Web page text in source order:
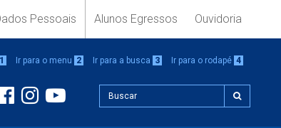
Pessoais Alunos Egressos Ouvidoria
1 Ir para o menu 2 Ir para a busca 3 Ir para o rodapé 4